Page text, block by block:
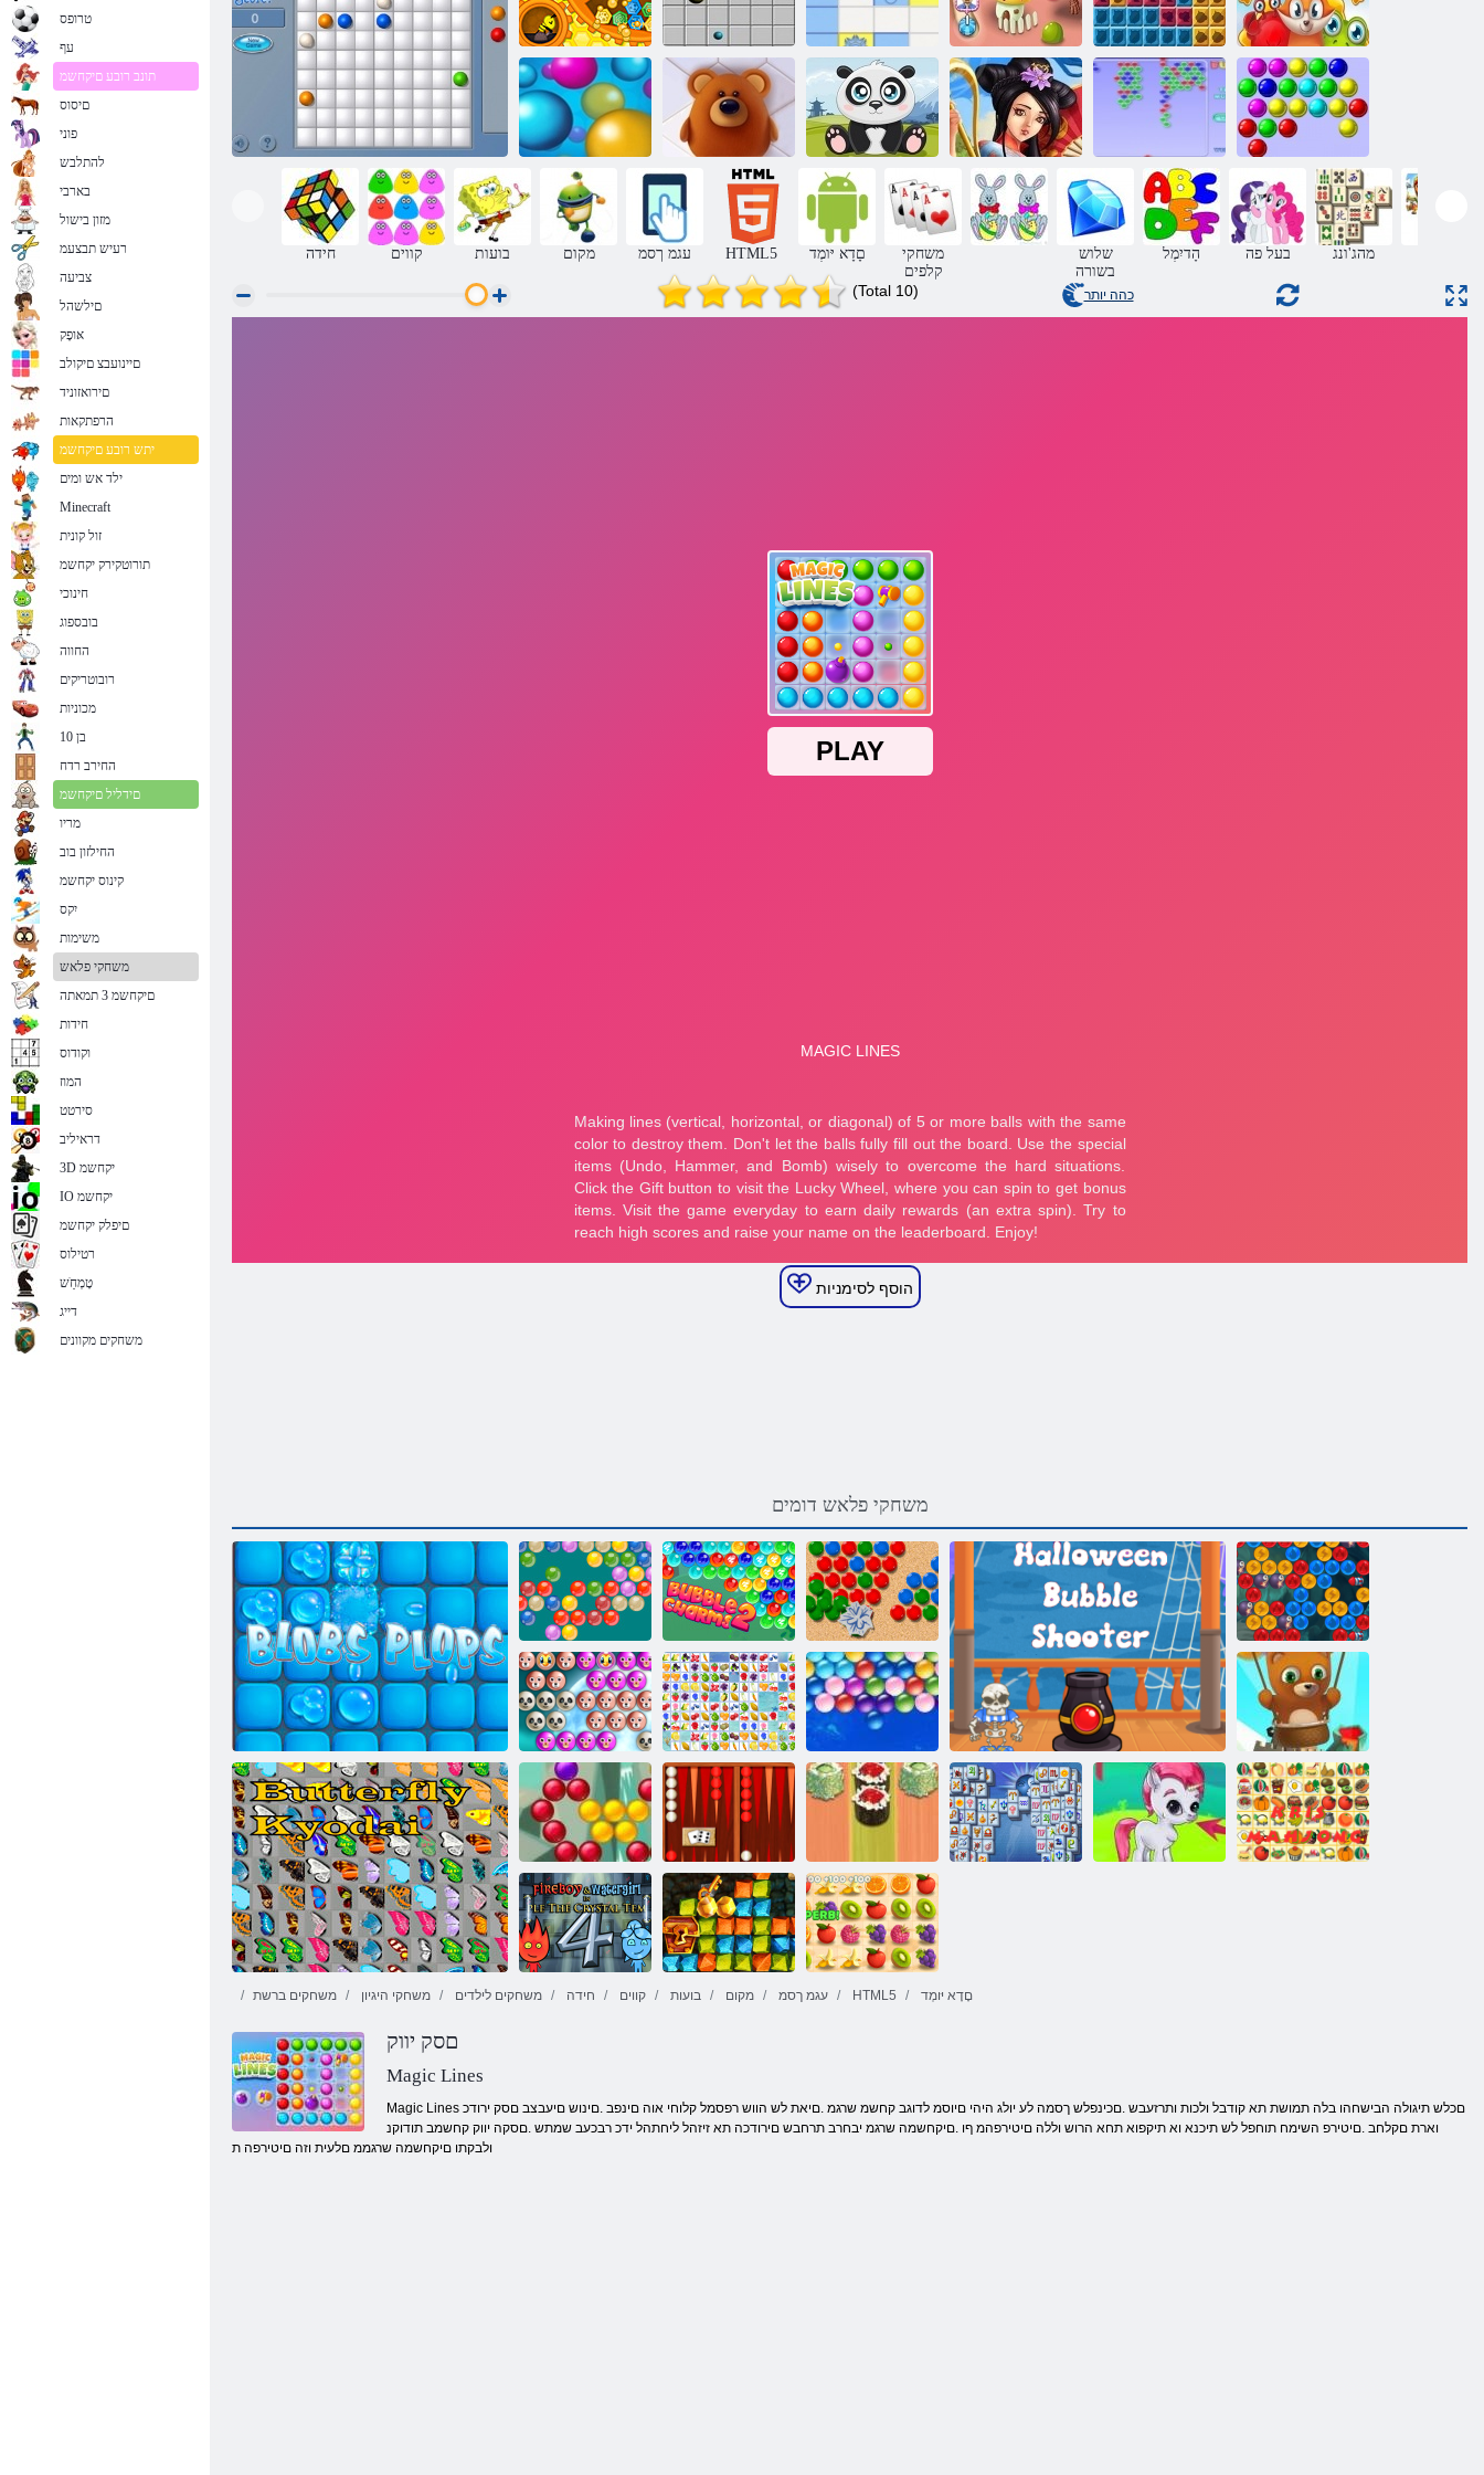
בלבול בועה קו 98 Linez ריבת הרוק-אולה ג'ונגל בלוקים גזעים פופולריים
נקודות בעלי חיים קווים אוצרות של אסיה Bubblez בועות
חידה קווים בועות מקום עגמ ךסמ HTML5 םָדָא יּומְד
משחקי
קלפים
שלוש
בשורה
הָדיִמְל בעל פה מהג'ונג
(Total 10) כהה יותר
הוסף לסימניות
משחקי פלאש דומים
טמושו םימתכ
תועוב הרויה 2 העובה ידוק
חולה תועוב
הרויה
העובה לש
םינוקרד
העובה הרויה
דמחמ תייח
םירבחתמ תוריפ
Endless תועוב
הרויה
תועוב הרויה
הגאס
שב-שש יסאלק שב-שש ישוס
משחקים ברשת משחקי היגיון משחקים לילדים חידה קווים בועות מקום עגמ ךסמ HTML5 םָדָא יּומְד
םסק יווק
Magic Lines
Magic Lines םכלש תיגולה הבישחהו בלה תמושת תא קודבל ולכות ותרזעבש .םכינפלש ךסמה לע יולג היהי םיוסמ לדוגב קחשמ שרגמ .םיאת לש הווש רפסמל קלוחי אוה םינפב .םינוש םיעבצב םסק ירודכ
וארת םקלחב .םיטירפ השימח תוחפל לש תיכנא וא תיקפוא תחא הרוש וללה םיטירפהמ ףו .םיקחשמה שרגמ יבחרב תרחבש םירודכה תא זיזהל ליחתהל ידכ רבכעב שמתש .םסקה יווק קחשמב תודוקנ
ולבקתו םיקחשמה שרגממ םלעית וזה םיטירפה ת
טרופס
עף
תונב רובע םיקחשמ
םיסוס
פוני
להתלבש
בארבי
מזון בישול
רעיש תבצעמ
צביעה
םילשהל
אּופָק
םיינועבצ םיקולב
םירואזוניד
הרפתקאות
יתש רובע םיקחשמ
ילד אש ומים
Minecraft
זול קונית
תורוטקירק יקחשמ
חינוכי
בובספוג
החווה
רובוטריקים
מכוניות
בן 10
החירב רדח
םידליל םיקחשמ
מריו
החילזון בוב
קינוס יקחשמ
יִקס
משימות
משחקי פלאש
םיקחשמ 3 תמאתה
חידות
וקודוס
המוז
סירטט
דראיליב
3D יקחשמ
IO יקחשמ
םיפלק יקחשמ
רטילוס
טָמְחַׁש
דייג
משחקים מקוונים